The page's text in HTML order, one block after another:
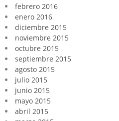
febrero 2016
enero 2016
diciembre 2015
noviembre 2015
octubre 2015
septiembre 2015
agosto 2015
julio 2015
junio 2015
mayo 2015
abril 2015